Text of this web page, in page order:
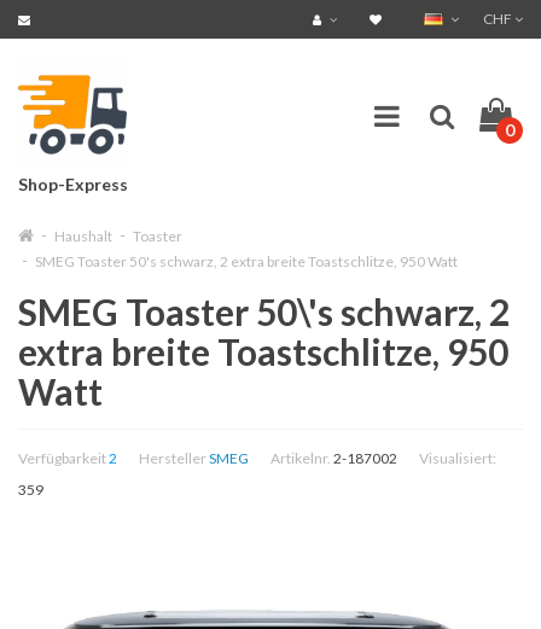
CHF
Shop-Express
0
Haushalt
Toaster
SMEG Toaster 50's schwarz, 2 extra breite Toastschlitze, 950 Watt
SMEG Toaster 50\'s schwarz, 2
extra breite Toastschlitze, 950
Watt
Verfügbarkeit2 HerstellerSMEG Artikelnr. 2-187002
Visualisiert:
359